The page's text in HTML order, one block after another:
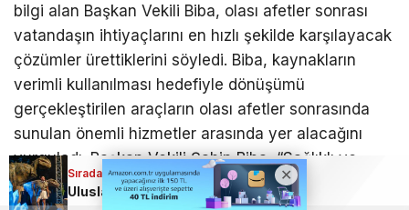
Sıradaki Haber
Bursa Uludağ’da yangın var; Ekipler alarmda…
Sıradaki Haber
Bursa Büyükşehir’den olası afetlere hazırlık; Şahin Biba, araçları inceledi
bilgi alan Başkan Vekili Biba, olası afetler sonrası
vatandaşın ihtiyaçlarını en hızlı şekilde karşılayacak
çözümler ürettiklerini söyledi. Biba, kaynakların
verimli kullanılması hedefiyle dönüşümü
gerçekleştirilen araçların olası afetler sonrasında
sunulan önemli hizmetler arasında yer alacağını
vurguladı. Başkan Vekili Şahin Biba, “Sağlıklı ve
koordineli yemek ikramından kesintisiz iletişim ve
Sıradaki Haber
Uluslararası Bursa Festivali’nde bu kez çocuklar eğlendi!